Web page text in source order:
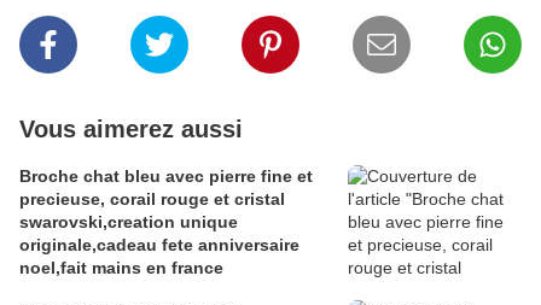
Vous aimerez aussi
Broche chat bleu avec pierre fine et
precieuse, corail rouge et cristal
swarovski,creation unique
originale,cadeau fete anniversaire
noel,fait mains en france